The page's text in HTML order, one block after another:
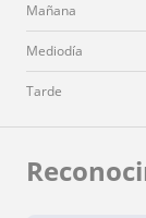
Mañana
Mediodía
Tarde